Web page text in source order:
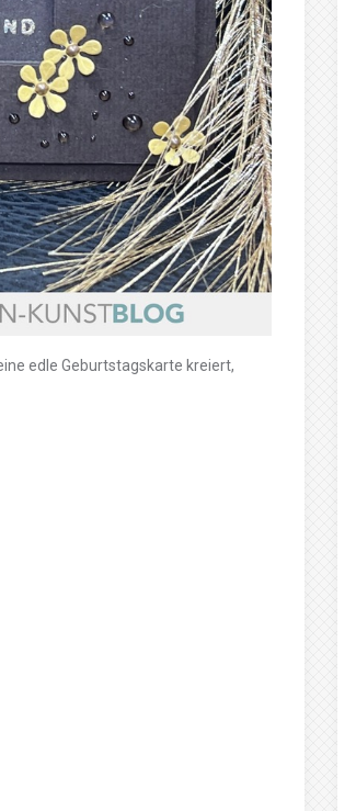
edle Geburtstagskarte kreiert,